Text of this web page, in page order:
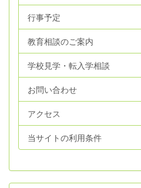
行事予定
教育相談のご案内
学校見学・転入学相談
お問い合わせ
アクセス
当サイトの利用条件